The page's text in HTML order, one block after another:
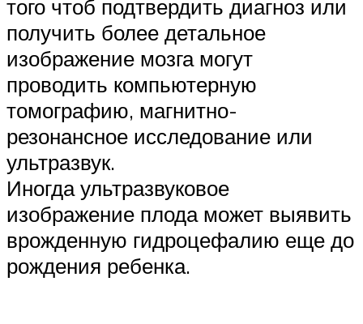
того чтоб подтвердить диагноз или
получить более детальное
изображение мозга могут
проводить компьютерную
томографию, магнитно-
резонансное исследование или
ультразвук.
Иногда ультразвуковое
изображение плода может выявить
врожденную гидроцефалию еще до
рождения ребенка.